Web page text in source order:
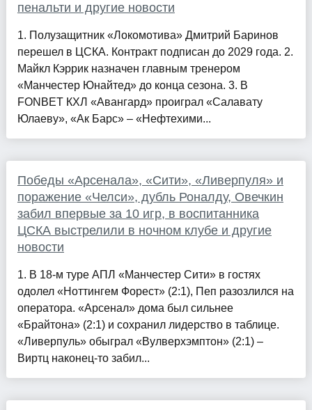
пенальти и другие новости
1. Полузащитник «Локомотива» Дмитрий Баринов
перешел в ЦСКА. Контракт подписан до 2029 года. 2.
Майкл Кэррик назначен главным тренером
«Манчестер Юнайтед» до конца сезона. 3. В
FONBET КХЛ «Авангард» проиграл «Салавату
Юлаеву», «Ак Барс» – «Нефтехими...
Победы «Арсенала», «Сити», «Ливерпуля» и
поражение «Челси», дубль Роналду, Овечкин
забил впервые за 10 игр, в воспитанника
ЦСКА выстрелили в ночном клубе и другие
новости
1. В 18-м туре АПЛ «Манчестер Сити» в гостях
одолел «Ноттингем Форест» (2:1), Пеп разозлился на
оператора. «Арсенал» дома был сильнее
«Брайтона» (2:1) и сохранил лидерство в таблице.
«Ливерпуль» обыграл «Вулверхэмптон» (2:1) –
Виртц наконец-то забил...